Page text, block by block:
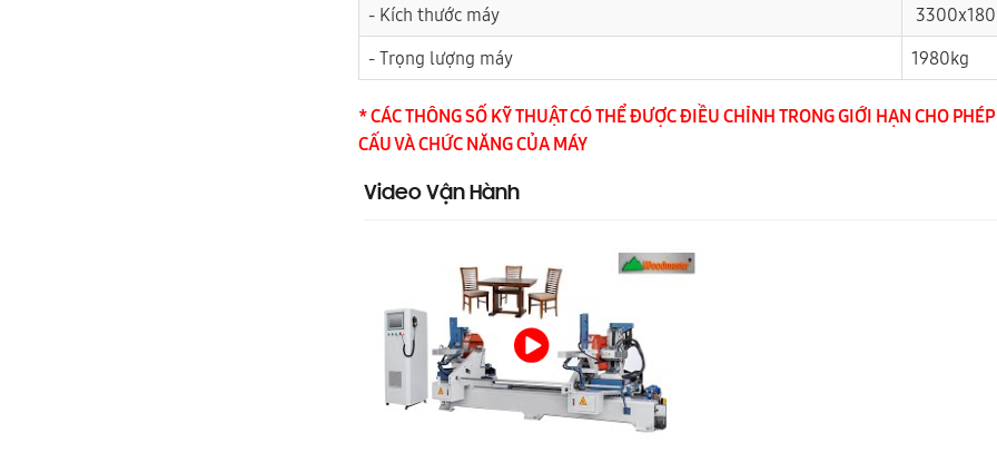
- Kích thước máy
- Trọng lượng máy
1980kg
* CÁC THÔNG SỐ KỸ THUẬT CÓ THỂ ĐƯỢC ĐIỀU CHỈNH TRONG GIỚI HẠN CHO
CẤU VÀ CHỨC NĂNG CỦA MÁY
Video Vận Hành